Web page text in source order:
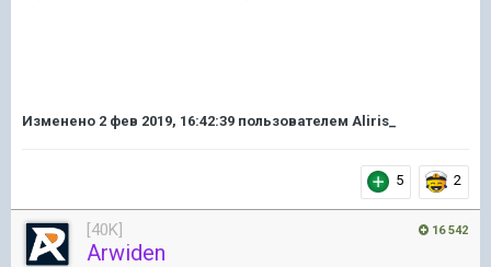
Изменено 2 фев 2019, 16:42:39 пользователем Aliris_
5 2
16 542
[40K]
Arwiden